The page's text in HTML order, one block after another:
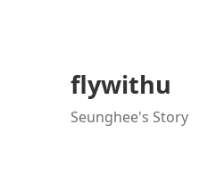
flywithu
Seunghee's Story